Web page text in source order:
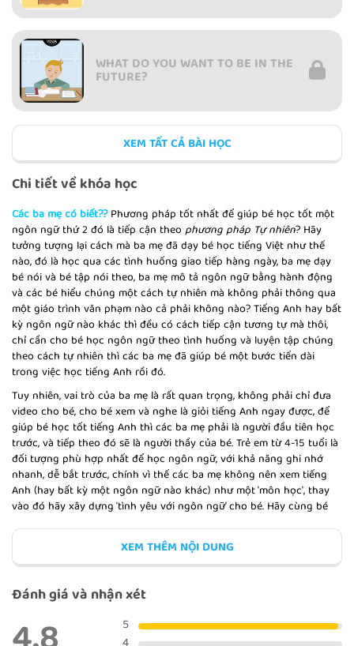
WHAT DO YOU WANT TO BE IN THE
FUTURE?
INTRODUCING FAMILY FROM
INTRODUCING FAMILY FROM
PHOTOGRAPH (PART 2)
EXPRESS REGRETS (PART 1)
EXPRESS REGRETS (PART 2)
EXPRESS HAPPY FEELINGS
GIVE AN ADVICE
XEM TẤT CẢ BÀI HỌC
Chi tiết về khóa học
Các ba mẹ có biết??Phương pháp tốt nhất để giúp bé học tốt một
ngôn ngữ thứ 2 đó là tiếp cận theo phương pháp Tự nhiên? Hãy
tưởng tượng lại cách mà ba mẹ đã dạy bé học tiếng Việt như thế
nào, đó là học qua các tình huống giao tiếp hàng ngày, ba mẹ dạy
bé nói và bé tập nói theo, ba mẹ mô tả ngôn ngữ bằng hành động
và các bé hiểu chúng một cách tự nhiên mà không phải thông qua
một giáo trình văn phạm nào cả phải không nào? Tiếng Anh hay bất
kỳ ngôn ngữ nào khác thì đều có cách tiếp cận tương tự mà thôi,
chỉ cần cho bé học ngôn ngữ theo tình huống và luyện tập chúng
theo cách tự nhiên thì các ba mẹ đã giúp bé một bước tiến dài
trong việc học tiếng Anh rồi đó.
Tuy nhiên, vai trò của ba mẹ là rất quan trọng, không phải chỉ đưa
video cho bé, cho bé xem và nghe là giỏi tiếng Anh ngay được, để
giúp bé học tốt tiếng Anh thì các ba mẹ phải là người đầu tiên học
trước, và tiếp theo đó sẽ là người thầy của bé. Trẻ em từ 4-15 tuổi là
đối tượng phù hợp nhất để học ngôn ngữ, với khả năng ghi nhớ
nhanh, dễ bắt trước, chính vì thế các ba mẹ không nên xem tiếng
Anh (hay bất kỳ một ngôn ngữ nào khác) như một 'môn học', thay
vào đó hãy xây dựng 'tình yêu với ngôn ngữ' cho bé. Hãy cùng bé
trường để bé 'thực hành' ngôn ngữ vào thực tế ba mẹ nhé.
Nhiều ba mẹ nói rằng, khả năng ngôn ngữ của ba mẹ không tốt thì
cho thầy cô dạy bé. Nhưng các ba mẹ có biết rằng, không phải
thời lượng học ngôn ngữ trên lớp quá ngắn ngủi, và sự tiếp xúc
ngắt quãng sẽ không phải là cách hay nhất để giúp bé nói được
XEM THÊM NỘI DUNG
Đánh giá và nhận xét
5